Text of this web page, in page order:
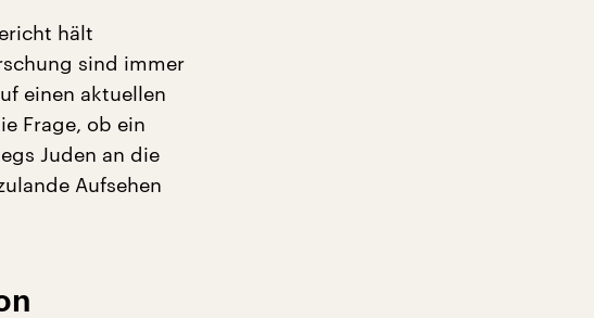
hält
sind immer
einen aktuellen
Frage, ob ein
Juden an die
Aufsehen